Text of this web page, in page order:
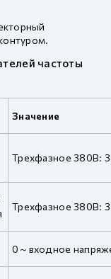
частоты
Значение
Трехфазное 380В:
Трехфазное 380В:
0～входное